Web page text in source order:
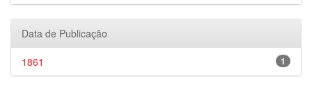
Data de Publicação
1
1861